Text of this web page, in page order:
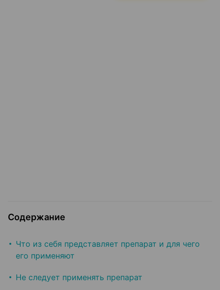
Содержание
Что из себя представляет препарат и для чего
его применяют
Не следует применять препарат